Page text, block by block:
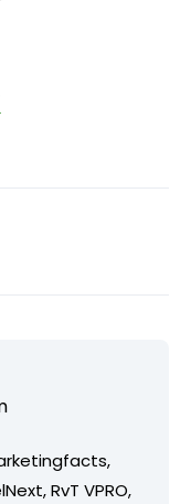
RvT VPRO,